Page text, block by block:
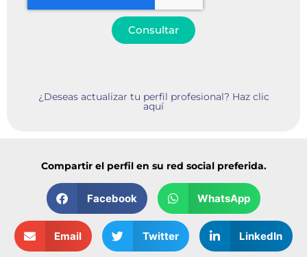
Consultar
¿Deseas actualizar tu perfil profesional? Haz clic
aquí
Compartir el perfil en su red social preferida.
Facebook WhatsApp
Email Twitter LinkedIn